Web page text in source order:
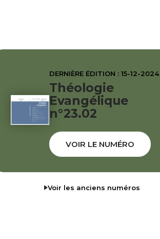
DERNIÈRE ÉDITION : 15-12-2024
Théologie
Evangélique
n°23.02
VOIR LE NUMÉRO
Voir les anciens numéros